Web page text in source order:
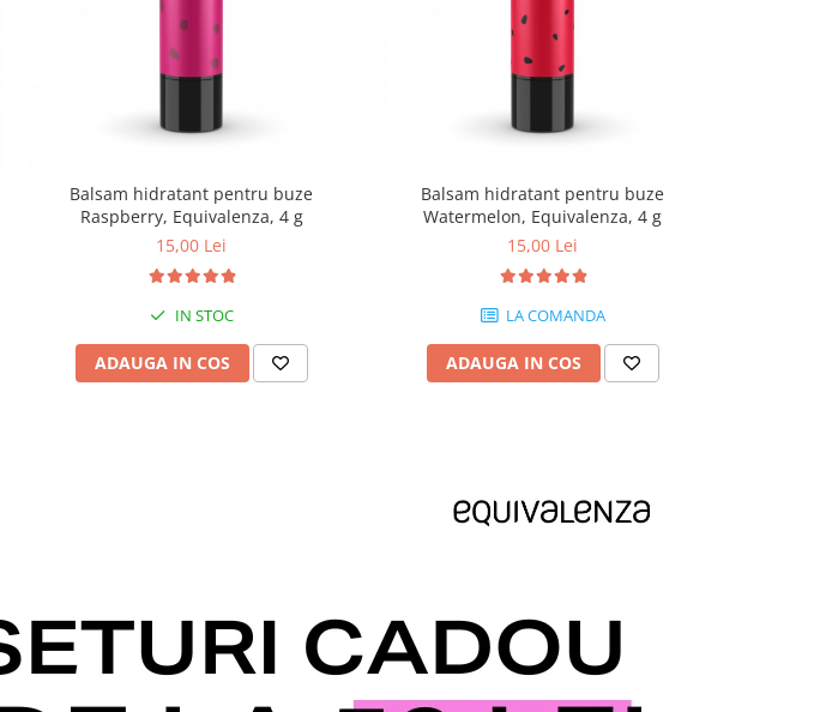
Balsam hidratant pentru buze
Raspberry, Equivalenza, 4 g
15,00 Lei
IN STOC
ADAUGA IN COS
Balsam hidratant pentru buze
Watermelon, Equivalenza, 4 g
15,00 Lei
LA COMANDA
ADAUGA IN COS